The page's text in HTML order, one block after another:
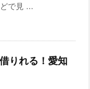
で見 ...
りれる！愛知